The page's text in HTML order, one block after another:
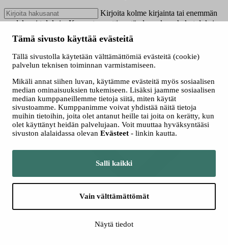
Tämä sivusto käyttää evästeitä
Tällä sivustolla käytetään välttämättömiä evästeitä (cookie)
palvelun teknisen toiminnan varmistamiseen.
Mikäli annat siihen luvan, käytämme evästeitä myös sosiaalisen
median ominaisuuksien tukemiseen. Lisäksi jaamme sosiaalisen
median kumppaneillemme tietoja siitä, miten käytät
sivustoamme. Kumppanimme voivat yhdistää näitä tietoja
muihin tietoihin, joita olet antanut heille tai joita on kerätty, kun
olet käyttänyt heidän palvelujaan. Voit muuttaa hyväksyntääsi
sivuston alalaidassa olevan Evästeet - linkin kautta.
Salli kaikki
Vain välttämättömät
Näytä tiedot
Kirjoita kolme kirjainta tai enemmän
saadaksesi tuloksia. Kun automaattisen täydennyksen hakutuloksia
valintaan. Kosketuslaitteiden käyttäjille, tutki koskettamalla tai
Näytä vain nyt haussa olevat
Valitse hakutapa
Kaikki
Jatkuva haku
Yhteishaku